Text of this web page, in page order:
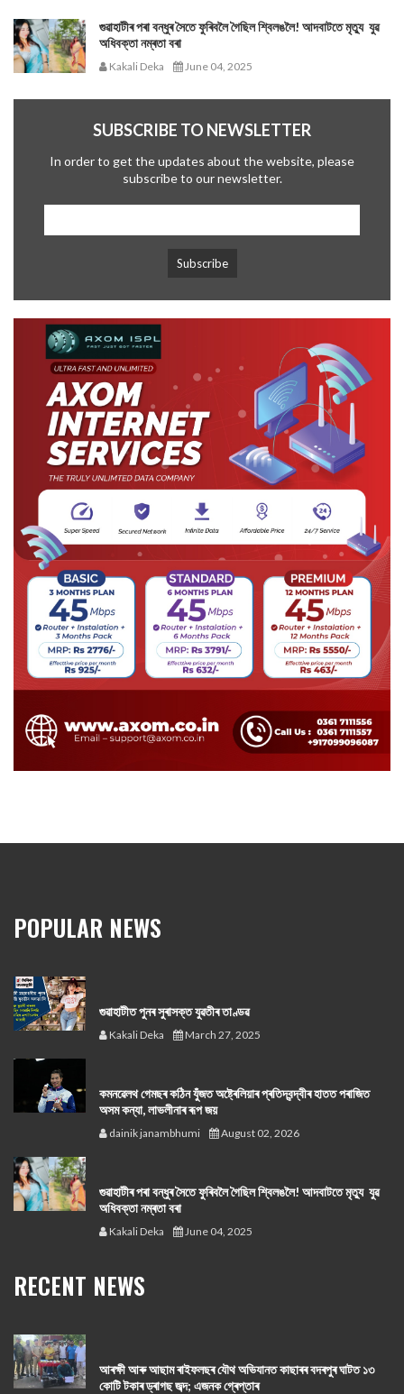
গুৱাহাটীৰ পৰা বন্ধুৰ সৈতে ফুৰিবলৈ গৈছিল শ্বিলঙলৈ! আদবাটতে মৃত্যু যুৱ
অধিবক্তা নম্ৰতা বৰা
Kakali Deka June 04, 2025
SUBSCRIBE TO NEWSLETTER
In order to get the updates about the website, please
subscribe to our newsletter.
POPULAR NEWS
গুৱাহাটীত পুনৰ সুৰাসক্ত যুৱতীৰ তাণ্ডৱ
Kakali Deka March 27, 2025
কমনৱেলথ গেমছৰ কঠিন যুঁজত অষ্ট্ৰেলিয়াৰ প্ৰতিদ্বন্দ্বীৰ হাতত পৰাজিত
অসম কন্যা, লাভলীনাৰ ৰূপ জয়
dainik janambhumi August 02, 2026
গুৱাহাটীৰ পৰা বন্ধুৰ সৈতে ফুৰিবলৈ গৈছিল শ্বিলঙলৈ! আদবাটতে মৃত্যু যুৱ
অধিবক্তা নম্ৰতা বৰা
Kakali Deka June 04, 2025
RECENT NEWS
আৰক্ষী আৰু আছাম ৰাইফলছৰ যৌথ অভিযানত কাছাৰৰ বদৰপুৰ ঘাটত ১৩
কোটি টকাৰ ড্ৰাগছ জব্দ; এজনক গ্ৰেপ্তাৰ